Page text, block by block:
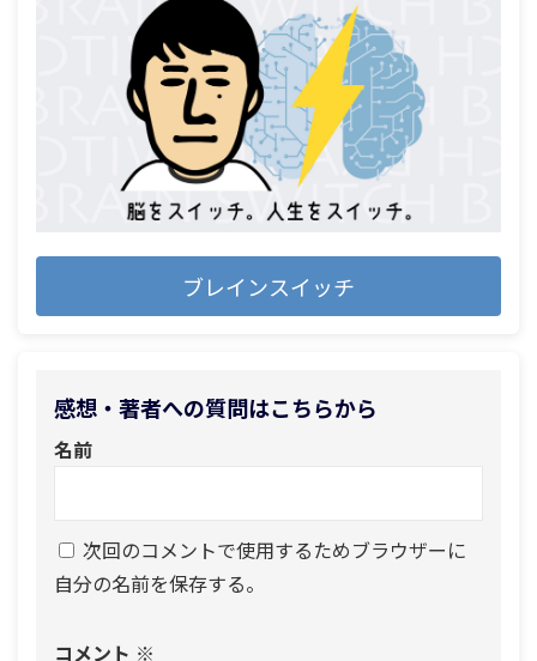
ブレインスイッチ
感想・著者への質問はこちらから
名前
次回のコメントで使用するためブラウザーに
自分の名前を保存する。
コメント ※